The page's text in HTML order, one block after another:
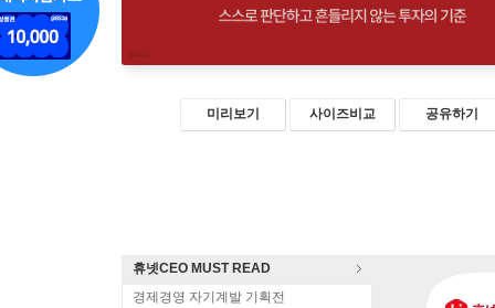
미리보기 사이즈비교 공유하기
휴넷CEO MUST READ
경제경영 자기계발 기획전